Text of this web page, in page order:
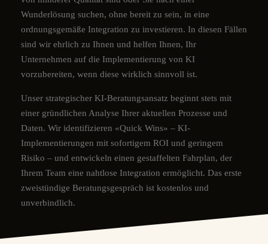
Wunderlösung suchen, ohne bereit zu sein, in eine
ordnungsgemäße Integration zu investieren. In diesen Fällen
sind wir ehrlich zu Ihnen und helfen Ihnen, Ihr
Unternehmen auf die Implementierung von KI
vorzubereiten, wenn diese wirklich sinnvoll ist.
Unser strategischer KI-Beratungsansatz beginnt stets mit
einer gründlichen Analyse Ihrer aktuellen Prozesse und
Daten. Wir identifizieren «Quick Wins» – KI-
Implementierungen mit sofortigem ROI und geringem
Risiko – und entwickeln einen gestaffelten Fahrplan, der
Ihrem Team eine nahtlose Integration ermöglicht. Das erste
zweistündige Beratungsgespräch ist kostenlos und
unverbindlich.